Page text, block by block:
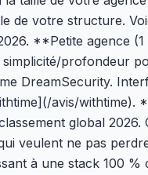
de votre structure.
**Petite agence
profondeur
DreamSecurity.
avis/
global
veulent ne pas
à une stack 100